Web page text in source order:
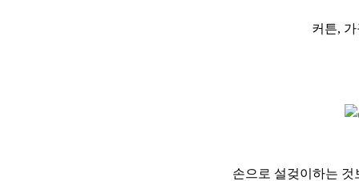
커튼,
손으로 설겆이하는